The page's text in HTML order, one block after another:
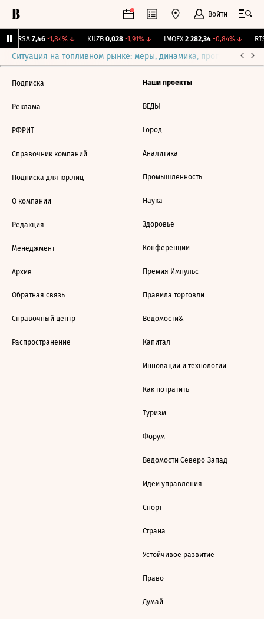
Войти
ARSA 7,46 -1,84%↓ KUZB 0,028 -1,91%↓ IMOEX 2 282,34 -0,84%↓
Ситуация на топливном рынке: меры, динамика, прогнозы
Подписка
Реклама
РФРИТ
Справочник компаний
Подписка для юр.лиц
О компании
Редакция
Менеджмент
Архив
Обратная связь
Справочный центр
Распространение
Наши проекты
ВЕДЫ
Город
Аналитика
Промышленность
Наука
Здоровье
Конференции
Премия Импульс
Правила торговли
Ведомости&
Капитал
Инновации и технологии
Как потратить
Туризм
Форум
Ведомости Северо-Запад
Идеи управления
Спорт
Страна
Устойчивое развитие
Право
Думай